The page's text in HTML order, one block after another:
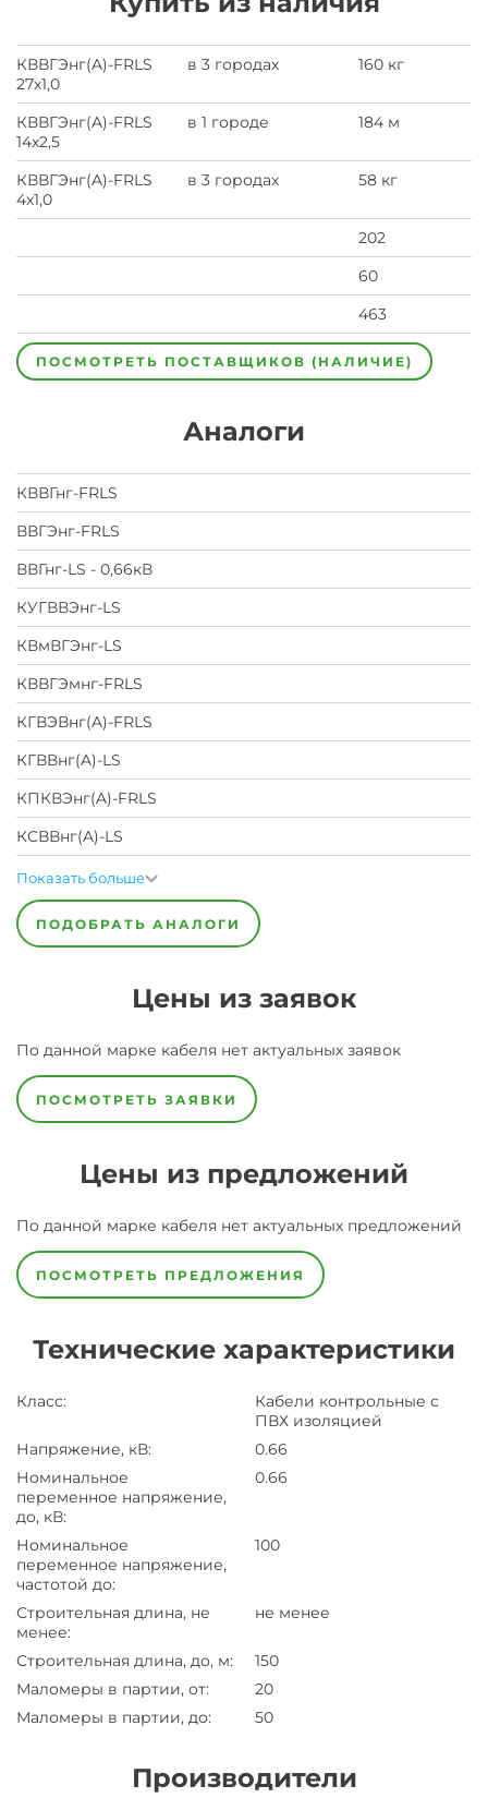
КВВГЭнг(A)-FRLS
27х1,0
в 3 городах 160 кг
КВВГЭнг(A)-FRLS
14х2,5
в 1 городе 184 м
КВВГЭнг(A)-FRLS
4х1,0
в 3 городах 58 кг
202
60
463
ПОСМОТРЕТЬ ПОСТАВЩИКОВ (НАЛИЧИЕ)
Аналоги
КВВГнг-FRLS
ВВГЭнг-FRLS
ВВГнг-LS - 0,66кВ
КУГВВЭнг-LS
КВмВГЭнг-LS
КВВГЭмнг-FRLS
КГВЭВнг(A)-FRLS
КГВВнг(A)-LS
КПКВЭнг(A)-FRLS
КСВВнг(A)-LS
Показать больше
ПОДОБРАТЬ АНАЛОГИ
Цены из заявок
По данной марке кабеля нет актуальных заявок
ПОСМОТРЕТЬ ЗАЯВКИ
Цены из предложений
По данной марке кабеля нет актуальных предложений
ПОСМОТРЕТЬ ПРЕДЛОЖЕНИЯ
Технические характеристики
Класс:
Кабели контрольные с
ПВХ изоляцией
Напряжение, кВ:
0.66
Номинальное
переменное напряжение,
до, кВ:
0.66
Номинальное
переменное напряжение,
частотой до:
100
Строительная длина, не
менее:
не менее
Строительная длина, до, м:
150
Маломеры в партии, от:
20
Маломеры в партии, до: 50
Производители